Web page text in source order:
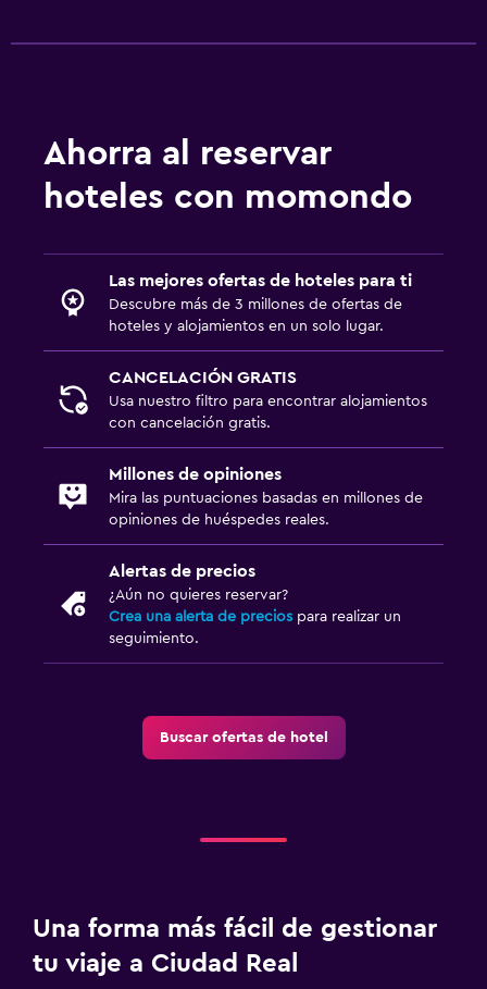
Ahorra al reservar
hoteles con momondo
Las mejores ofertas de hoteles para ti
Descubre más de 3 millones de ofertas de
hoteles y alojamientos en un solo lugar.
CANCELACIÓN GRATIS
Usa nuestro filtro para encontrar alojamientos
con cancelación gratis.
Millones de opiniones
Mira las puntuaciones basadas en millones de
opiniones de huéspedes reales.
Alertas de precios
¿Aún no quieres reservar?
Crea una alerta de precios para realizar un
seguimiento.
Buscar ofertas de hotel
Una forma más fácil de gestionar
tu viaje a Ciudad Real